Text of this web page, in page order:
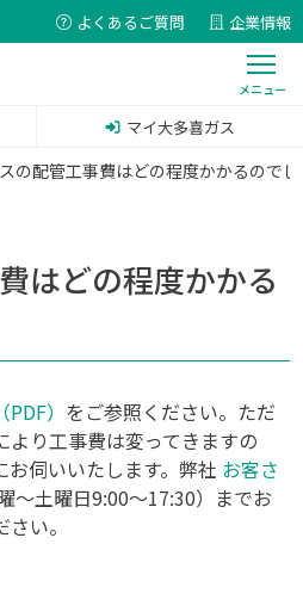
よくあるご質問 企業情報
マイ大多喜ガス
の配管工事費はどの程度かかるので
はどの程度かかる
） をご参照ください。ただ
より工事費は変ってきますの
伺いいたします。弊社 お客さ
～土曜日9:00～17:30）までお
い。